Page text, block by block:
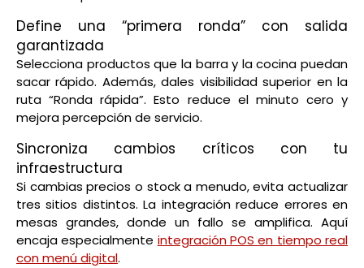
Define una “primera ronda” con salida
garantizada
Selecciona productos que la barra y la cocina puedan
sacar rápido. Además, dales visibilidad superior en la
ruta “Ronda rápida”. Esto reduce el minuto cero y
mejora percepción de servicio.
Sincroniza cambios críticos con tu
infraestructura
Si cambias precios o stock a menudo, evita actualizar
tres sitios distintos. La integración reduce errores en
mesas grandes, donde un fallo se amplifica. Aquí
encaja especialmente integración POS en tiempo real
con menú digital.